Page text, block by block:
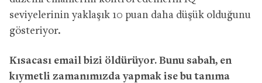
seviyelerinin yaklaşık 10 puan daha düşük olduğunu
gösteriyor.
Kısacası email bizi öldürüyor. Bunu sabah, en
kıymetli zamanımızda yapmak ise bu tanıma